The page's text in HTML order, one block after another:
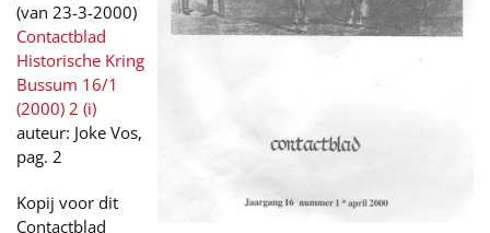
(van 23-3-2000)
Contactblad
Historische Kring
Bussum 16/1
(2000) 2 (i)
auteur: Joke Vos,
pag. 2
Kopij voor dit
Contactblad